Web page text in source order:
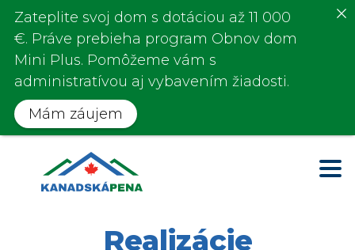
Realizácie
Zateplite svoj dom s dotáciou až 11 000
€. Práve prebieha program Obnov dom
Mini Plus. Pomôžeme vám s
administratívou aj vybavením žiadosti.
Mám záujem